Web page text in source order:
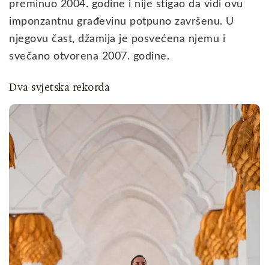
preminuo 2004. godine i nije stigao da vidi ovu
imponzantnu građevinu potpuno završenu. U
njegovu čast, džamija je posvećena njemu i
svečano otvorena 2007. godine.
Dva svjetska rekorda